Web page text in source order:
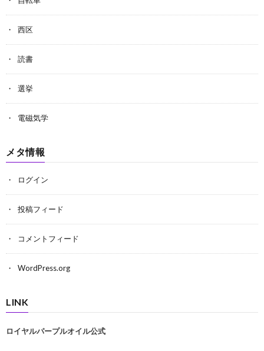
西区
読書
選挙
電磁気学
メタ情報
ログイン
投稿フィード
コメントフィード
WordPress.org
LINK
ロイヤルパープルオイル公式